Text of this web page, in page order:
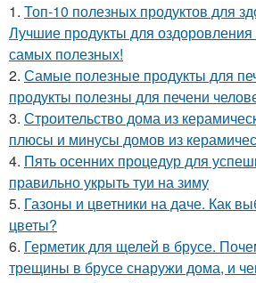
1. Топ-10 полезных продуктов для
Лучшие продукты для
самых полезных!
2. Самые полезные продукты для
продукты полезны для печени
3. Строительство дома из
плюсы и минусы домов из
4. Пять осенних процедур для
правильно укрыть туи на зиму
5. Газоны и цветники на даче. Как
цветы?
6. Герметик для щелей в брусе.
трещины в брусе снаружи дома, и